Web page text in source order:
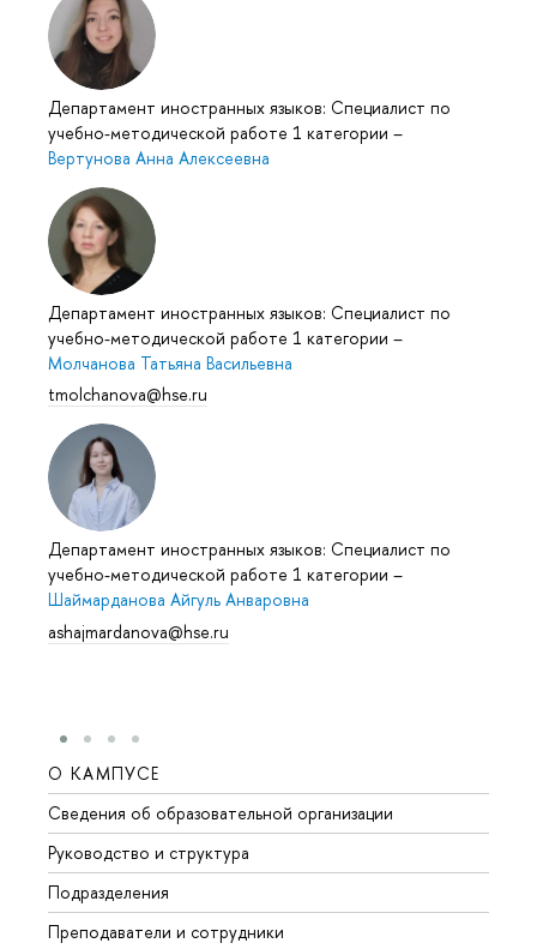
Департамент иностранных языков: Специалист по
учебно-методической работе 1 категории –
Вертунова Анна Алексеевна
Департамент иностранных языков: Специалист по
учебно-методической работе 1 категории –
Молчанова Татьяна Васильевна
tmolchanova@hse.ru
Департамент иностранных языков: Специалист по
учебно-методической работе 1 категории –
Шаймарданова Айгуль Анваровна
ashajmardanova@hse.ru
О КАМПУСЕ
Сведения об образовательной организации
Руководство и структура
Подразделения
Преподаватели и сотрудники